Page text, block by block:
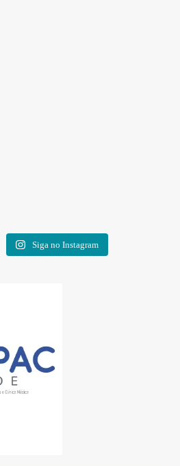
Siga no Instagram